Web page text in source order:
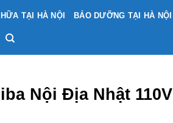
TẠI HÀ NỘI BẢO DƯỠNG TẠI HÀ NỘI
Nội Địa Nhật 110V